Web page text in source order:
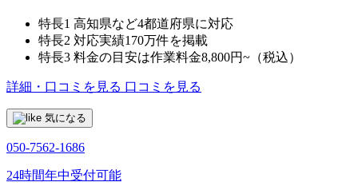
特長1 高知県など4都道府県に対応
特長2 対応実績170万件を掲載
特長3 料金の目安は作業料金8,800円~（税込）
詳細・口コミを見る 口コミを見る
気になる
050-7562-1686
24時間年中受付可能